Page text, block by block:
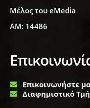
Μέλος του eMedia
ΑΜ: 14486
Επικοινωνήστε
Διαφημιστικό